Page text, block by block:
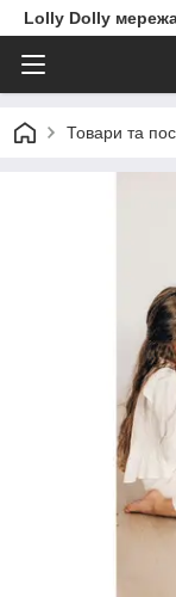
Lolly Dolly
Товари та